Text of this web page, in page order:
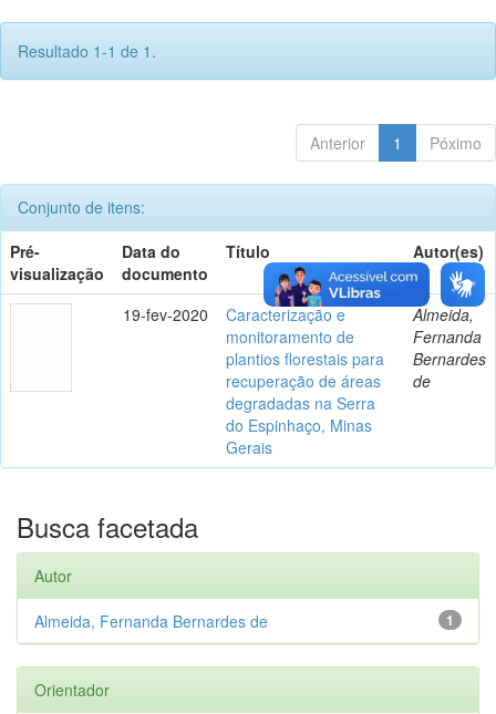
Resultado 1-1 de 1.
Anterior 1 Póximo
Conjunto de itens:
Pré-
visualização
Data do
documento
Título Autor(es)
19-fev-2020
Caracterização e
monitoramento de
plantios florestais para
recuperação de áreas
degradadas na Serra
do Espinhaço, Minas
Gerais
Almeida,
Fernanda
Bernardes
de
Busca facetada
Autor
1
Almeida, Fernanda Bernardes de
Orientador